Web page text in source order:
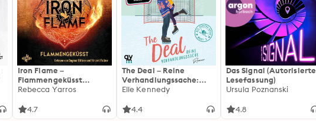
Iron Flame –
Flammengeküsst
(Flammengeküsst-Reihe
Fortsetzung des
Rebecca Yarros
4.7
The Deal – Reine
Verhandlungssache:
Off-Campus 1 | Roman |
Prickelnde College-
Elle Kennedy
4.4
Das Signal (Autorisierte
Lesefassung)
Ursula Poznanski
4.8